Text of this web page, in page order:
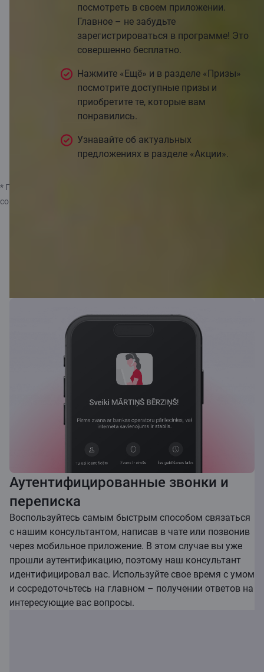
посмотреть в своем приложении.
Главное – не забудьте
зарегистрироваться в программе! Это
совершенно бесплатно.
Нажмите «Ещё» и в разделе «Призы»
посмотрите доступные призы и
приобретите те, которые вам
понравились.
Узнавайте об актуальных
предложениях в разделе «Акции».
* Пользователи карт C smart могут зарабатывать баллы за
совершенные покупки до 21 года включительно.
Аутентифицированные звонки и
переписка
Воспользуйтесь самым быстрым способом связаться
с нашим консультантом, написав в чате или позвонив
через мобильное приложение. В этом случае вы уже
прошли аутентификацию, поэтому наш консультант
идентифицировал вас. Используйте свое время с умом
и сосредоточьтесь на главном – получении ответов на
интересующие вас вопросы.